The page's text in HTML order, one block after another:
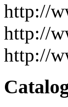
http://
http://
http://